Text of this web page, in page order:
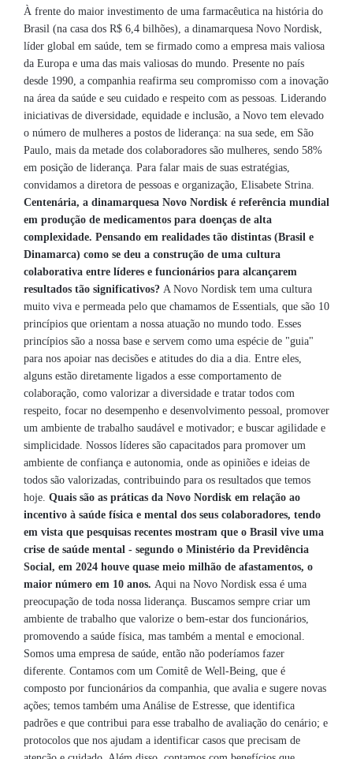
À frente do maior investimento de uma farmacêutica na história do
Brasil (na casa dos R$ 6,4 bilhões), a dinamarquesa Novo Nordisk,
líder global em saúde, tem se firmado como a empresa mais valiosa
da Europa e uma das mais valiosas do mundo. Presente no país
desde 1990, a companhia reafirma seu compromisso com a inovação
na área da saúde e seu cuidado e respeito com as pessoas. Liderando
iniciativas de diversidade, equidade e inclusão, a Novo tem elevado
o número de mulheres a postos de liderança: na sua sede, em São
Paulo, mais da metade dos colaboradores são mulheres, sendo 58%
em posição de liderança. Para falar mais de suas estratégias,
convidamos a diretora de pessoas e organização, Elisabete Strina.
Centenária, a dinamarquesa Novo Nordisk é referência mundial
em produção de medicamentos para doenças de alta
complexidade. Pensando em realidades tão distintas (Brasil e
Dinamarca) como se deu a construção de uma cultura
colaborativa entre líderes e funcionários para alcançarem
resultados tão significativos? A Novo Nordisk tem uma cultura
muito viva e permeada pelo que chamamos de Essentials, que são 10
princípios que orientam a nossa atuação no mundo todo. Esses
princípios são a nossa base e servem como uma espécie de "guia"
para nos apoiar nas decisões e atitudes do dia a dia. Entre eles,
alguns estão diretamente ligados a esse comportamento de
colaboração, como valorizar a diversidade e tratar todos com
respeito, focar no desempenho e desenvolvimento pessoal, promover
um ambiente de trabalho saudável e motivador; e buscar agilidade e
simplicidade. Nossos líderes são capacitados para promover um
ambiente de confiança e autonomia, onde as opiniões e ideias de
todos são valorizadas, contribuindo para os resultados que temos
hoje. Quais são as práticas da Novo Nordisk em relação ao
incentivo à saúde física e mental dos seus colaboradores, tendo
em vista que pesquisas recentes mostram que o Brasil vive uma
crise de saúde mental - segundo o Ministério da Previdência
Social, em 2024 houve quase meio milhão de afastamentos, o
maior número em 10 anos. Aqui na Novo Nordisk essa é uma
preocupação de toda nossa liderança. Buscamos sempre criar um
ambiente de trabalho que valorize o bem-estar dos funcionários,
promovendo a saúde física, mas também a mental e emocional.
Somos uma empresa de saúde, então não poderíamos fazer
diferente. Contamos com um Comitê de Well-Being, que é
composto por funcionários da companhia, que avalia e sugere novas
ações; temos também uma Análise de Estresse, que identifica
padrões e que contribui para esse trabalho de avaliação do cenário; e
protocolos que nos ajudam a identificar casos que precisam de